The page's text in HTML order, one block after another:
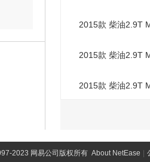
2015款 柴油2.9T
2015款 柴油2.9T
2015款 柴油2.9T
2023 网易公司版权所有 About NetEase